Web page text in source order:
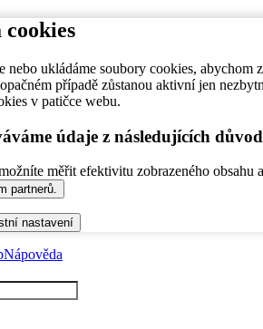
nebo ukládáme soubory cookies,
případě zůstanou aktivní jen
v patičce webu.
údaje z následujících
měřit efektivitu zobrazeného
partnerů.
nastavení
Nápověda